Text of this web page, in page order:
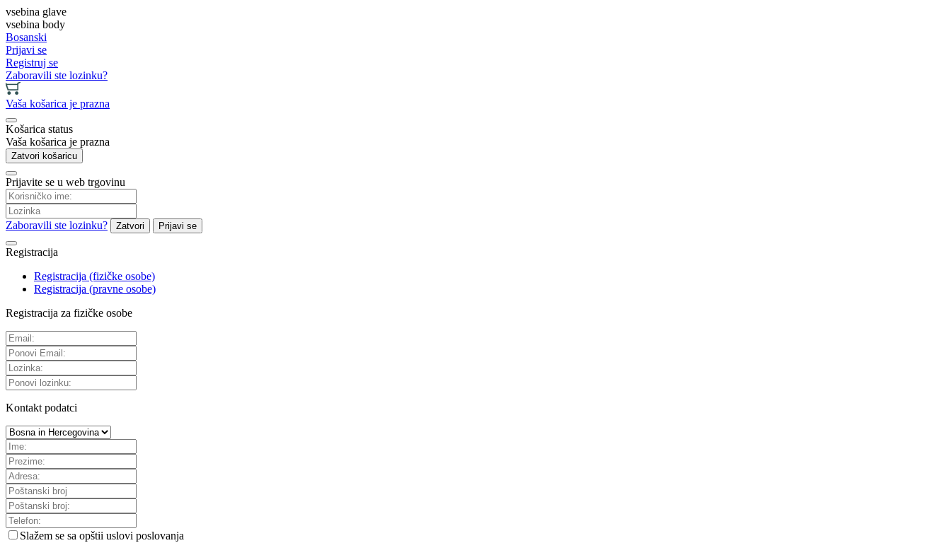
vsebina glave
vsebina body
Bosanski
Prijavi se
Registruj se
Zaboravili ste lozinku?
Vaša košarica je prazna
Košarica status
Vaša košarica je prazna
Zatvori košaricu
Prijavite se u web trgovinu
Zaboravili ste lozinku? Zatvori Prijavi se
Registracija
Registracija (fizičke osobe)
Registracija (pravne osobe)
Registracija za fizičke osobe
Kontakt podatci
Slažem se sa opštii uslovi poslovanja